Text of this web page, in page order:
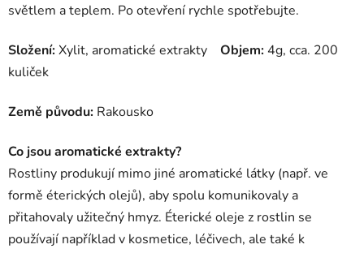
světlem a teplem. Po otevření rychle spotřebujte.
Složení:Xylit, aromatické extrakty Objem: 4g, cca. 200
kuliček
Země původu: Rakousko
Co jsou aromatické extrakty?
Rostliny produkují mimo jiné aromatické látky (např. ve
formě éterických olejů), aby spolu komunikovaly a
přitahovaly užitečný hmyz. Éterické oleje z rostlin se
používají například v kosmetice, léčivech, ale také k